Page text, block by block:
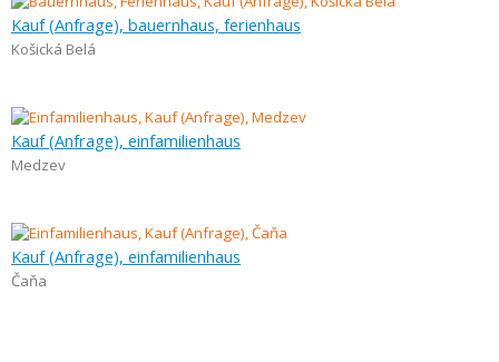
Kauf (Anfrage), bauernhaus, ferienhaus
Košická Belá
Kauf (Anfrage), einfamilienhaus
Medzev
Kauf (Anfrage), einfamilienhaus
Čaňa